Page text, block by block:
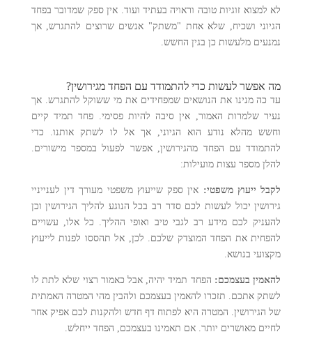
לא למצוא זוגיות טובה וראויה בעתיד ועוד. אין ספק שמדובר בפחד
הגיוני ושכיח, שלא אחת "משתק" אנשים שרוצים להתגרש, אך
נמנעים מלעשות כן בגין החשש.
מה אפשר לעשות כדי להתמודד עם הפחד מגירושין?
עד כה מנינו את הנושאים שמפחידים את מי ששוקל להתגרש. אך
נעיר שלמרות האמור, אין סיבה להיות פסימי. פחד תמיד קיים
וחשש מהלא נודע הוא הגיוני, אך אל לו לשתק אותנו. כדי
להתמודד עם הפחד מהגירושין, אפשר לפעול במספר מישורים.
להלן מספר עצות מועילות:
לקבל ייעוץ משפטי: אין ספק שייעוץ משפטי מעורך דין לענייניי
גירושין יכול לעשות לכם סדר רב בכל הנוגע להליך הגירושין וכן
להעניק לכם מידע רב לגבי טיב ואופי ההליך. כל אלו, עשויים
להפחית את הפחד המוצדק שלכם. לכן, אל תהססו לפנות לייעוץ
מקצועי בנושא.
להאמין בעצמכם: הפחד תמיד יהיה, אבל כאמור רצוי שלא לתת לו
לשתק אתכם. תזכרו להאמין בעצמכם ולהבין מהי המטרה האמתית
של הגירושין. המטרה היא לפתוח דף חדש ולהקנות לכם אפיק אחר
לחיים מאושרים יותר. אם תאמינו בעצמכם, הפחד ייחלש.